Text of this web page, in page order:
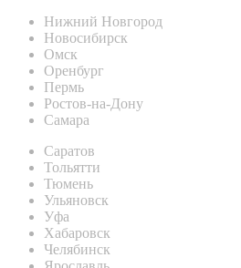
Нижний Новгород
Новосибирск
Омск
Оренбург
Пермь
Ростов-на-Дону
Самара
Саратов
Тольятти
Тюмень
Ульяновск
Уфа
Хабаровск
Челябинск